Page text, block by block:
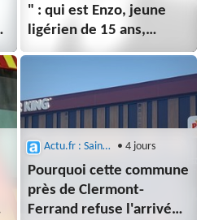
" : qui est Enzo, jeune
ligérien de 15 ans,
tragiquement disparu
Actu.fr : Saint-Etienne • 4 jours
Pourquoi cette commune
près de Clermont-
Ferrand refuse l'arrivée